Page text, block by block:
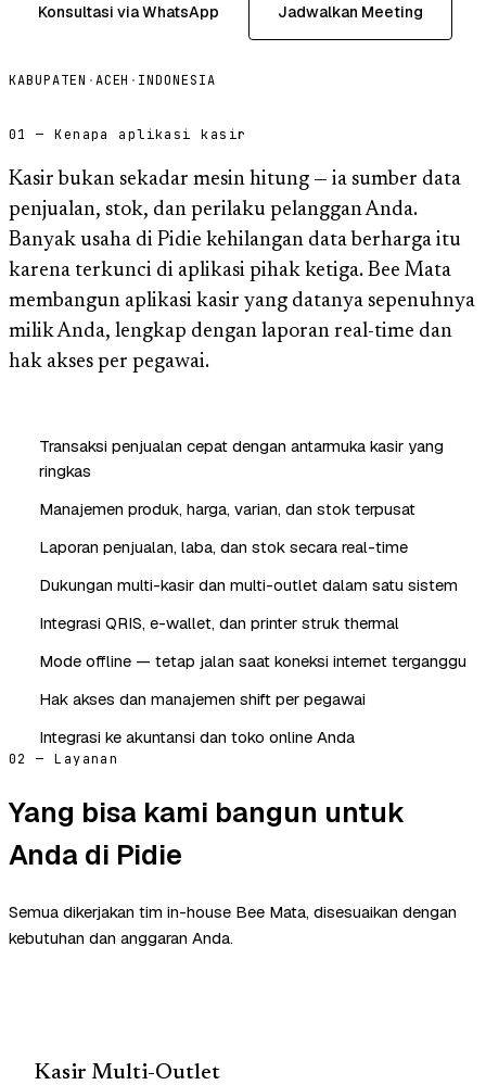
Konsultasi via WhatsApp Jadwalkan Meeting
KABUPATEN ·ACEH · INDONESIA
01 — Kenapa aplikasi kasir
Kasir bukan sekadar mesin hitung — ia sumber data
penjualan, stok, dan perilaku pelanggan Anda.
Banyak usaha di Pidie kehilangan data berharga itu
karena terkunci di aplikasi pihak ketiga. Bee Mata
membangun aplikasi kasir yang datanya sepenuhnya
milik Anda, lengkap dengan laporan real-time dan
hak akses per pegawai.
Transaksi penjualan cepat dengan antarmuka kasir yang
ringkas
Manajemen produk, harga, varian, dan stok terpusat
Laporan penjualan, laba, dan stok secara real-time
Dukungan multi-kasir dan multi-outlet dalam satu sistem
Integrasi QRIS, e-wallet, dan printer struk thermal
Mode offline — tetap jalan saat koneksi internet terganggu
Hak akses dan manajemen shift per pegawai
Integrasi ke akuntansi dan toko online Anda
02 — Layanan
Yang bisa kami bangun untuk
Anda di Pidie
Semua dikerjakan tim in-house Bee Mata, disesuaikan dengan
kebutuhan dan anggaran Anda.
Kasir Multi-Outlet